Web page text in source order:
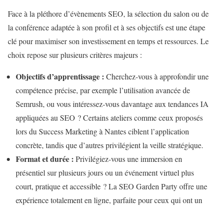
Face à la pléthore d’évènements SEO, la sélection du salon ou de
la conférence adaptée à son profil et à ses objectifs est une étape
clé pour maximiser son investissement en temps et ressources. Le
choix repose sur plusieurs critères majeurs :
Objectifs d’apprentissage : Cherchez-vous à approfondir une
compétence précise, par exemple l’utilisation avancée de
Semrush, ou vous intéressez-vous davantage aux tendances IA
appliquées au SEO ? Certains ateliers comme ceux proposés
lors du Success Marketing à Nantes ciblent l’application
concrète, tandis que d’autres privilégient la veille stratégique.
Format et durée : Privilégiez-vous une immersion en
présentiel sur plusieurs jours ou un événement virtuel plus
court, pratique et accessible ? La SEO Garden Party offre une
expérience totalement en ligne, parfaite pour ceux qui ont un